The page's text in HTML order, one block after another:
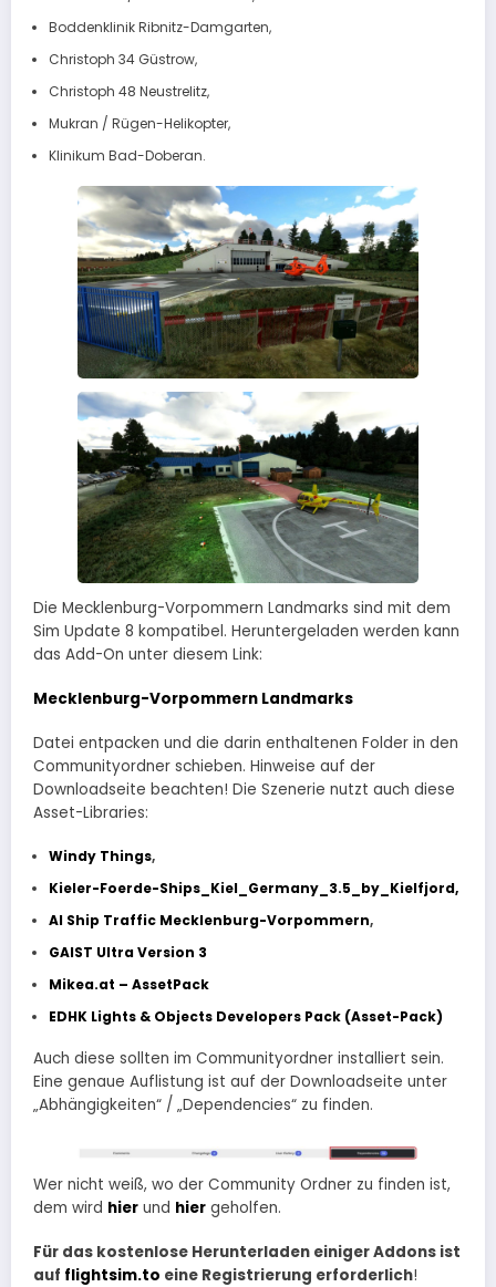
Boddenklinik Ribnitz-Damgarten,
Christoph 34 Güstrow,
Christoph 48 Neustrelitz,
Mukran / Rügen-Helikopter,
Klinikum Bad-Doberan.
Die Mecklenburg-Vorpommern Landmarks sind mit dem
Sim Update 8 kompatibel. Heruntergeladen werden kann
das Add-On unter diesem Link:
Mecklenburg-Vorpommern Landmarks
Datei entpacken und die darin enthaltenen Folder in den
Communityordner schieben. Hinweise auf der
Downloadseite beachten! Die Szenerie nutzt auch diese
Asset-Libraries:
Windy Things,
Kieler-Foerde-Ships_Kiel_Germany_3.5_by_Kielfjord,
AI Ship Traffic Mecklenburg-Vorpommern,
GAIST Ultra Version 3
Mikea.at – AssetPack
EDHK Lights & Objects Developers Pack (Asset-Pack)
Auch diese sollten im Communityordner installiert sein.
Eine genaue Auflistung ist auf der Downloadseite unter
„Abhängigkeiten“ / „Dependencies“ zu finden.
Wer nicht weiß, wo der Community Ordner zu finden ist,
dem wird hier und hier geholfen.
Für das kostenlose Herunterladen einiger Addons ist
auf flightsim.to eine Registrierung erforderlich!